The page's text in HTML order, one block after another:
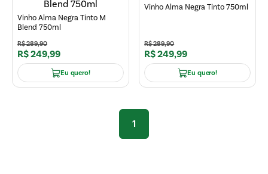
Vinho Alma Negra Tinto M
Blend 750ml
R$289,90
R$249,99
Eu quero!
Vinho Alma Negra Tinto 750ml
R$289,90
R$249,99
Eu quero!
1